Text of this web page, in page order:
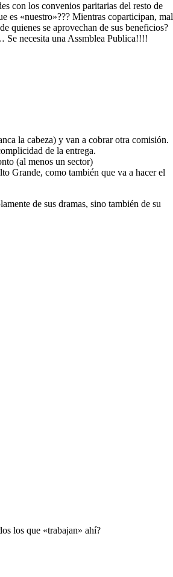
con los convenios paritarias del resto de
es «nuestro»??? Mientras coparticipan, mal
quienes se aprovechan de sus beneficios?
necesita una Assmblea Publica!!!!
la cabeza) y van a cobrar otra comisión.
de la entrega.
(al menos un sector)
Grande, como también que va a hacer el
de sus dramas, sino también de su
los que «trabajan» ahí?